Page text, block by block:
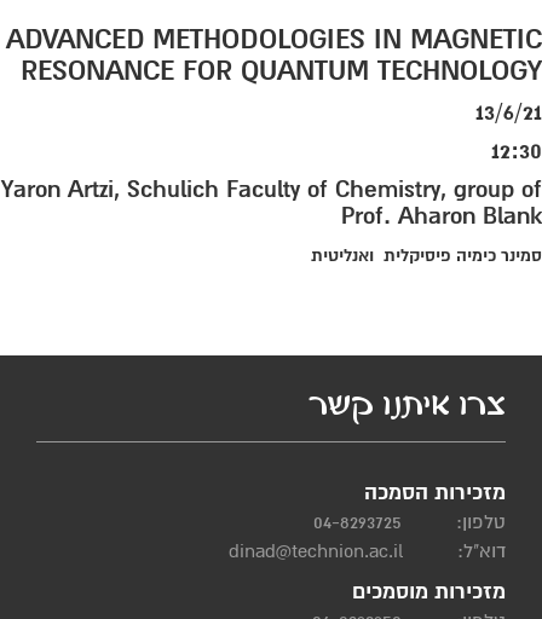
ADVANCED METHODOLOGIES IN MAGNETIC
RESONANCE FOR QUANTUM TECHNOLOGY
13/6/21
12:30
Yaron Artzi, Schulich Faculty of Chemistry, group of
Prof. Aharon Blank
סמינר כימיה פיסיקלית ואנליטית
צרו איתנו קשר
מזכירות הסמכה
טלפון:
04-8293725
דוא"ל:
dinad@technion.ac.il
מזכירות מוסמכים